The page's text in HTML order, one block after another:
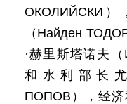
ОКОЛИЙСКИ）
（Найден
·赫里斯塔诺夫
和水利部长
ПОПОВ），经济